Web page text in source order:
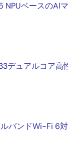
ベースのAI
デュアルコア高
バンドWi-Fi 6